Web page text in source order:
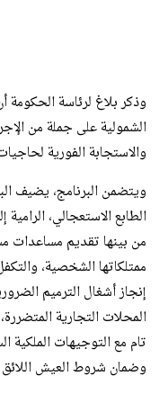
وذكر بلاغ لرئاسة الحكومة
الشمولية على جملة من
والاستجابة الفورية
ويتضمن البرنامج، يضيف
الطابع الاستعجالي،
من بينها تقديم مساعدات
ممتلكاتها الشخصية،
إنجاز أشغال الترميم
المحلات التجارية
تام مع التوجيهات الملكية
وضمان شروط العيش اللائق